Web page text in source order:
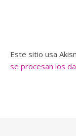
Este sitio usa
se procesan los